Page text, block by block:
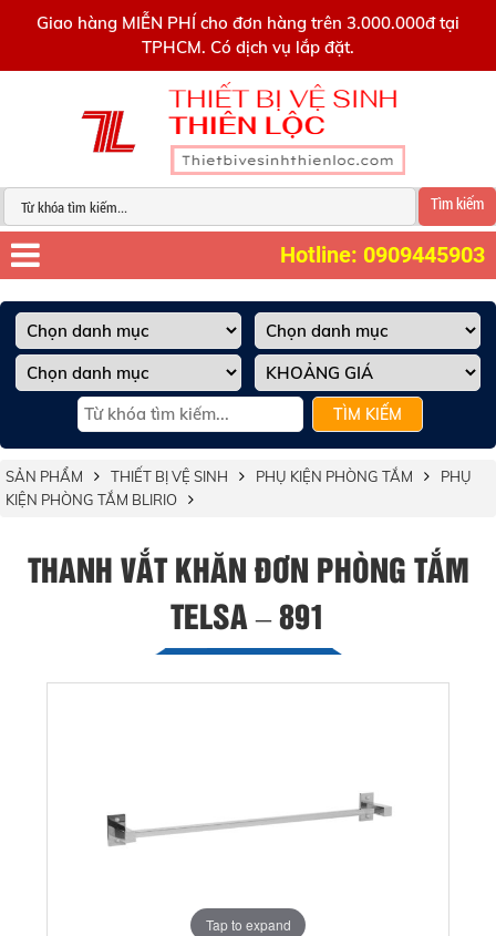
Giao hàng MIỄN PHÍ cho đơn hàng trên 3.000.000đ tại
TPHCM. Có dịch vụ lắp đặt.
Tìm kiếm
Hotline: 0909445903
TÌM KIẾM
SẢN PHẨM THIẾT BỊ VỆ SINH PHỤ KIỆN PHÒNG TẮM
PHỤ
KIỆN PHÒNG TẮM BLIRIO
THANH VẮT KHĂN ĐƠN PHÒNG TẮM
TELSA – 891
Tap to expand
0909445903